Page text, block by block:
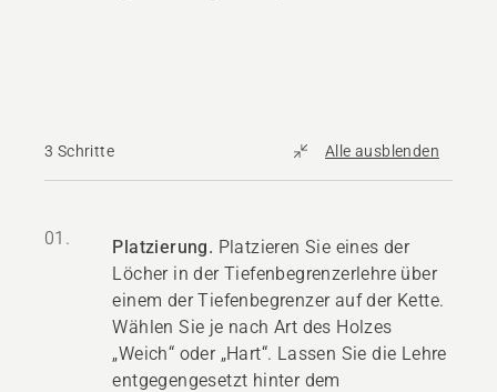
3 Schritte Alle ausblenden
01. Platzierung. Platzieren Sie eines der
Löcher in der Tiefenbegrenzerlehre über
einem der Tiefenbegrenzer auf der Kette.
Wählen Sie je nach Art des Holzes
„Weich“ oder „Hart“. Lassen Sie die Lehre
entgegengesetzt hinter dem